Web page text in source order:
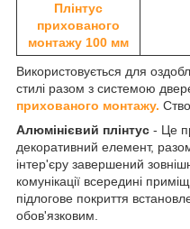
Плінтус
прихованого
монтажу 100 мм
Використовується для
стилі разом з системою
прихованого монтажу.
Алюмінієвий плінтус - Це
декоративний елемент,
інтер'єру завершений
комунікації всередині
підлогове покриття
обов'язковим.